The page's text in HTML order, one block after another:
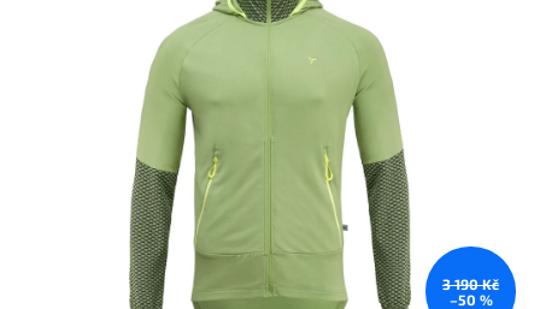
hvězdiček.
3 190 Kč
–50 %